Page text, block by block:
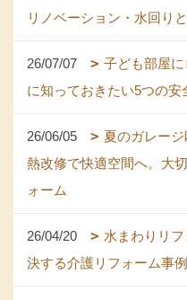
リノベーション・水回り
26/07/07
子ども部屋
に知っておきたい5つの安
26/06/05
夏のガレー
熱改修で快適空間へ。大
ォーム
26/04/20
水まわりリ
決する介護リフォーム事例